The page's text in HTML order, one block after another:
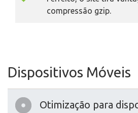
compressão gzip.
Dispositivos Móveis
Otimização para